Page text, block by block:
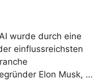
wurde durch eine
einflussreichsten
Elon Musk, …